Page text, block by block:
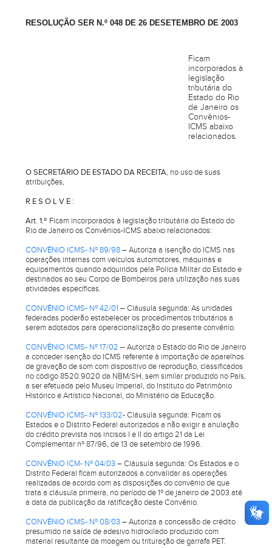
RESOLUÇÃO SER N.º 048 DE 26 DESETEMBRO DE 2003
Ficam
incorporados à
legislação
tributária do
Estado do Rio
de Janeiro os
Convênios-
ICMS abaixo
relacionados.
OSECRETÁRIO DE ESTADO DA RECEITA, no uso de suas
atribuições,
R E S O L V E :
Art. 1.º Ficam incorporados à legislação tributária do Estado do
Rio de Janeiro os Convênios-ICMS abaixo relacionados:
CONVÊNIO ICMS- Nº 89/98– Autoriza a isenção do ICMS nas
operações internas com veículos automotores, máquinas e
equipamentos quando adquiridos pela Polícia Militar do Estado e
destinados ao seu Corpo de Bombeiros para utilização nas suas
atividades específicas.
CONVÊNIO ICMS- Nº 42/01 – Cláusula segunda: As unidades
federadas poderão estabelecer os procedimentos tributários a
serem adotados para operacionalização do presente convênio.
CONVÊNIO ICMS- Nº 17/02 – Autoriza o Estado do Rio de Janeiro
a conceder isenção do ICMS referente à importação de aparelhos
de gravação de som com dispositivo de reprodução, classificados
no código 8520.9020 da NBM/SH, sem similar produzido no País,
a ser efetuada pelo Museu Imperial, do Instituto do Patrimônio
Histórico e Artístico Nacional, do Ministério da Educação.
CONVÊNIO ICMS- Nº 133/02- Cláusula segunda: Ficam os
Estados e o Distrito Federal autorizados a não exigir a anulação
do crédito prevista nos incisos I e II do artigo 21 da Lei
Complementar nº 87/96, de 13 de setembro de 1996.
CONVÊNIO ICM- Nº 04/03– Cláusula segunda: Os Estados e o
Distrito Federal ficam autorizados a convalidar as operações
realizadas de acordo com as disposições do convênio de que
trata a cláusula primeira, no período de 1º de janeiro de 2003 até
a data da publicação da ratificação deste Convênio.
CONVÊNIO ICMS- Nº 08/03– Autoriza a concessão de crédito
presumido na saída de adesivo hidroxilado produzido com
material resultante da moagem ou trituração de garrafa PET.